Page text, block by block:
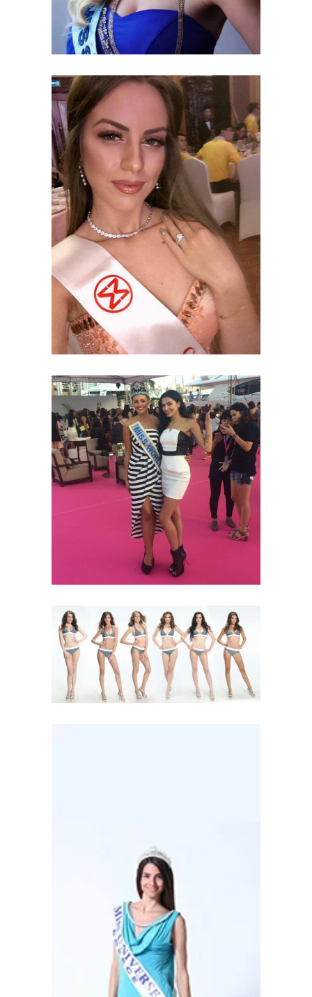
Miss World 2017
MISS WORLD
Miss World 2015
MISS WORLD
Star Hellas Miss
Hellas Miss
Young 2010
Σταρ Ελλάς Μις
Ελλάς 2011
2011 - 2021